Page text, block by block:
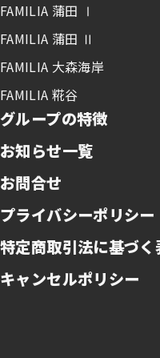
FAMILIA 蒲田 Ⅰ
FAMILIA 蒲田 Ⅱ
FAMILIA 大森海岸
FAMILIA 糀谷
グループの特徴
お知らせ一覧
お問合せ
プライバシーポリシー
特定商取引法に基づく
キャンセルポリシー